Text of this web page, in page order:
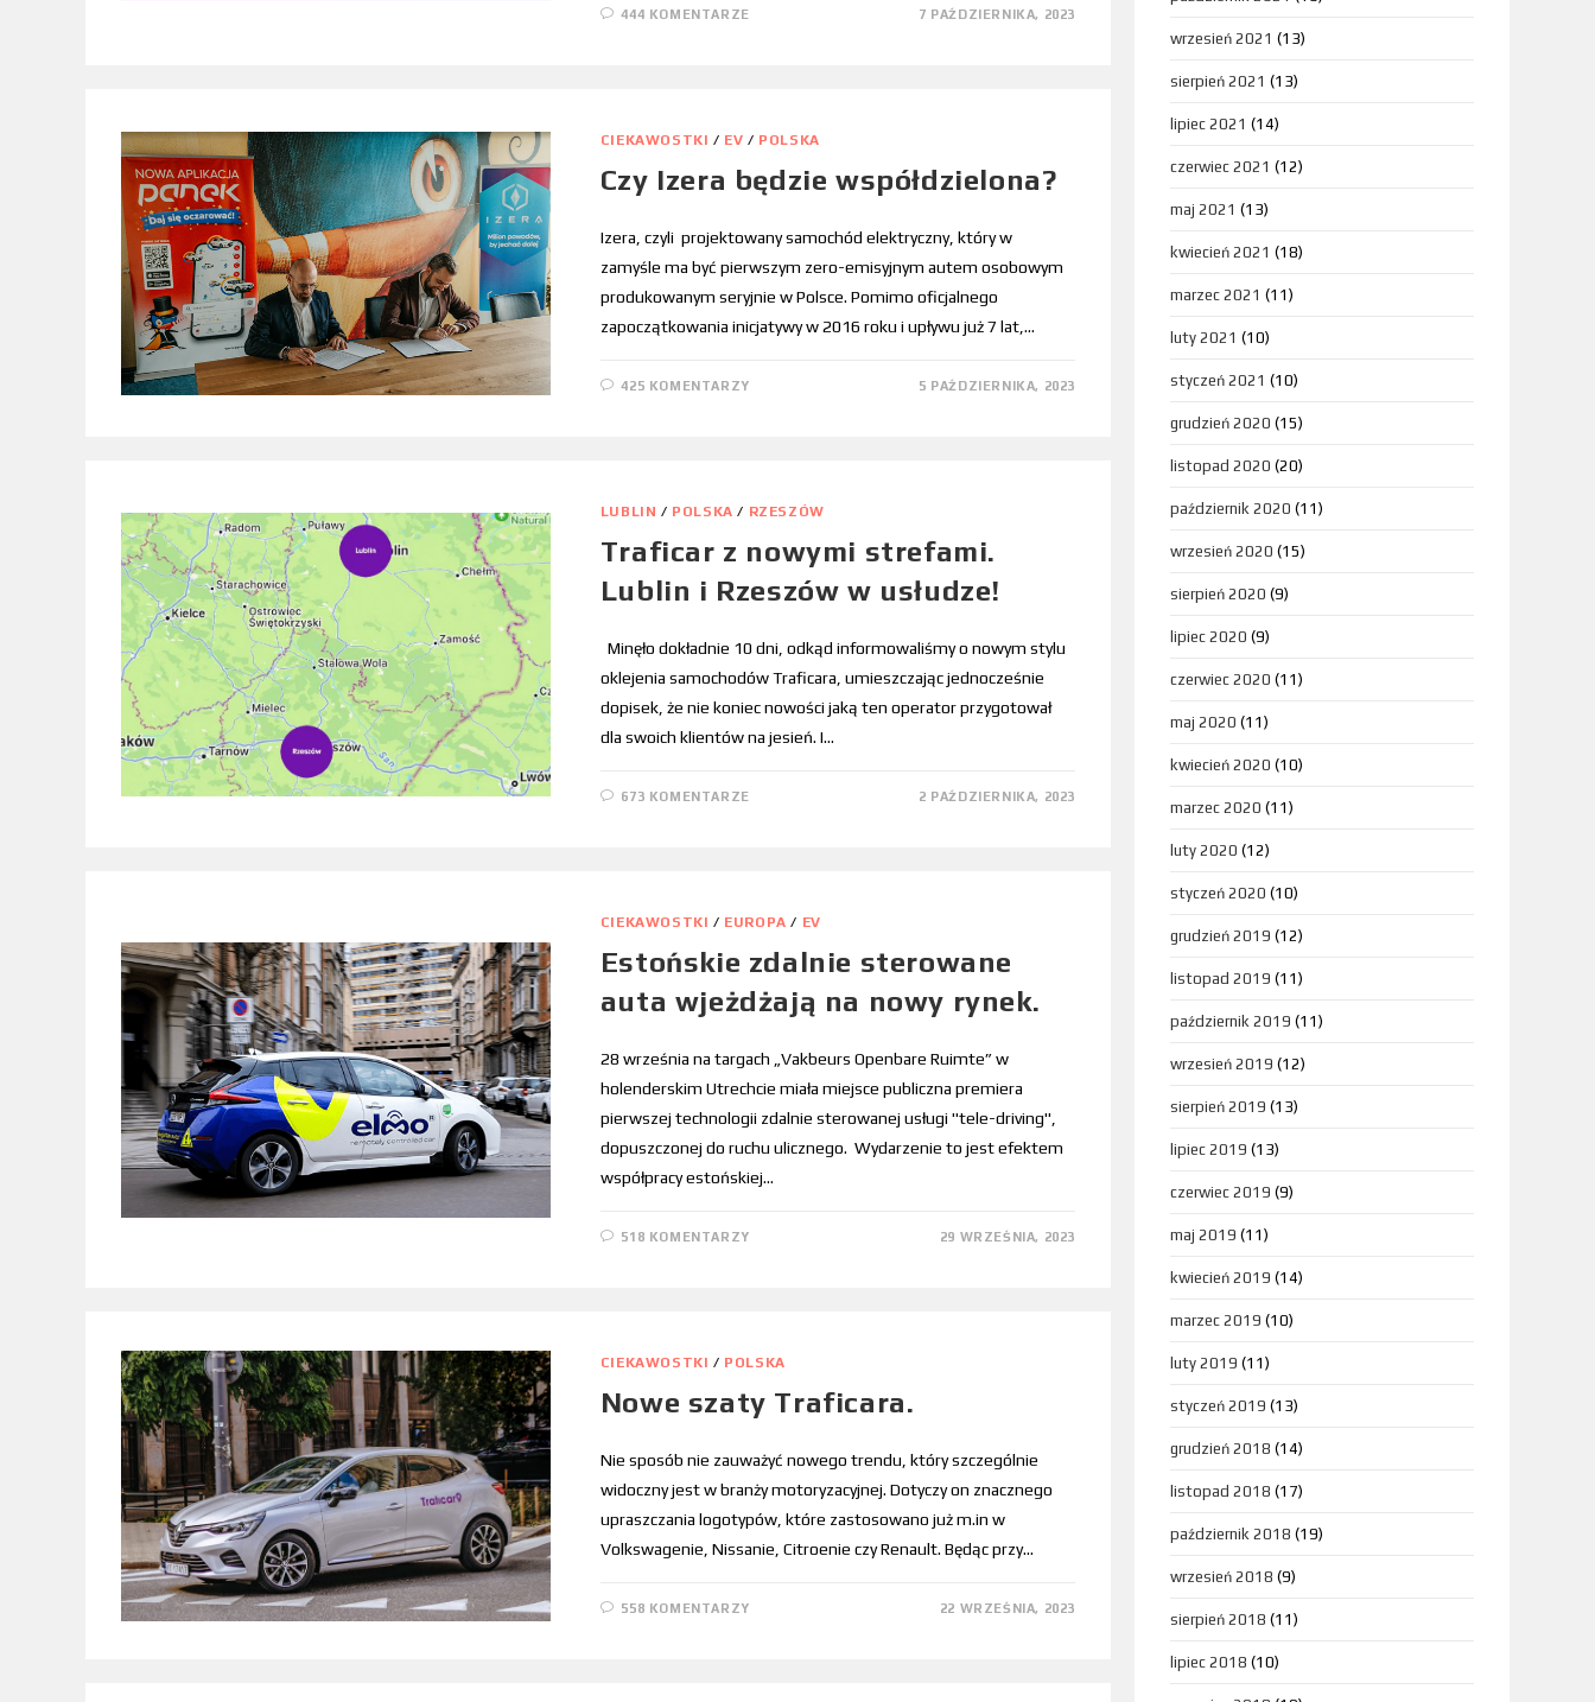
444 KOMENTARZE 7 PAŹDZIERNIKA, 2023
CIEKAWOSTKI / EV / POLSKA
Czy Izera będzie współdzielona?
Izera, czyli projektowany samochód elektryczny, który w
zamyśle ma być pierwszym zero-emisyjnym autem osobowym
produkowanym seryjnie w Polsce. Pomimo oficjalnego
zapoczątkowania inicjatywy w 2016 roku i upływu już 7 lat,…
425 KOMENTARZY 5 PAŹDZIERNIKA, 2023
LUBLIN / POLSKA / RZESZÓW
Traficar z nowymi strefami.
Lublin i Rzeszów w usłudze!
Minęło dokładnie 10 dni, odkąd informowaliśmy o nowym stylu
oklejenia samochodów Traficara, umieszczając jednocześnie
dopisek, że nie koniec nowości jaką ten operator przygotował
dla swoich klientów na jesień. I…
673 KOMENTARZE 2 PAŹDZIERNIKA, 2023
CIEKAWOSTKI / EUROPA / EV
Estońskie zdalnie sterowane
auta wjeżdżają na nowy rynek.
28 września na targach „Vakbeurs Openbare Ruimte” w
holenderskim Utrechcie miała miejsce publiczna premiera
pierwszej technologii zdalnie sterowanej usługi "tele-driving",
dopuszczonej do ruchu ulicznego. Wydarzenie to jest efektem
współpracy estońskiej…
518 KOMENTARZY 29 WRZEŚNIA, 2023
CIEKAWOSTKI / POLSKA
Nowe szaty Traficara.
Nie sposób nie zauważyć nowego trendu, który szczególnie
widoczny jest w branży motoryzacyjnej. Dotyczy on znacznego
upraszczania logotypów, które zastosowano już m.in w
Volkswagenie, Nissanie, Citroenie czy Renault. Będąc przy…
558 KOMENTARZY 22 WRZEŚNIA, 2023
wrzesień 2021 (13)
sierpień 2021 (13)
lipiec 2021 (14)
czerwiec 2021 (12)
maj 2021 (13)
kwiecień 2021 (18)
marzec 2021 (11)
luty 2021 (10)
styczeń 2021 (10)
grudzień 2020 (15)
listopad 2020 (20)
październik 2020 (11)
wrzesień 2020 (15)
sierpień 2020 (9)
lipiec 2020 (9)
czerwiec 2020 (11)
maj 2020 (11)
kwiecień 2020 (10)
marzec 2020 (11)
luty 2020 (12)
styczeń 2020 (10)
grudzień 2019 (12)
listopad 2019 (11)
październik 2019 (11)
wrzesień 2019 (12)
sierpień 2019 (13)
lipiec 2019 (13)
czerwiec 2019 (9)
maj 2019 (11)
kwiecień 2019 (14)
marzec 2019 (10)
luty 2019 (11)
styczeń 2019 (13)
grudzień 2018 (14)
listopad 2018 (17)
październik 2018 (19)
wrzesień 2018 (9)
sierpień 2018 (11)
lipiec 2018 (10)